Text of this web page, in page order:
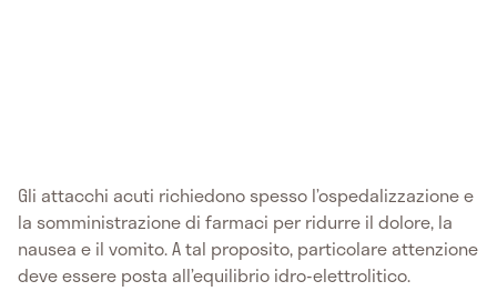
Gli attacchi acuti richiedono spesso l’ospedalizzazione e
la somministrazione di farmaci per ridurre il dolore, la
nausea e il vomito. A tal proposito, particolare attenzione
deve essere posta all’equilibrio idro-elettrolitico.